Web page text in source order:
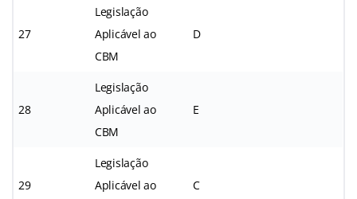
27
Legislação
Aplicável ao
CBM
D
28
Legislação
Aplicável ao
CBM
E
29
Legislação
Aplicável ao
C